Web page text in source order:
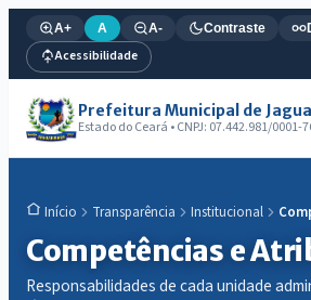
A+ A A- Contraste
Acessibilidade
Prefeitura Municipal de
Estado do Ceará • CNPJ: 07.442.981/0001-
Início Transparência Institucional
Competências e
Responsabilidades de cada unidade